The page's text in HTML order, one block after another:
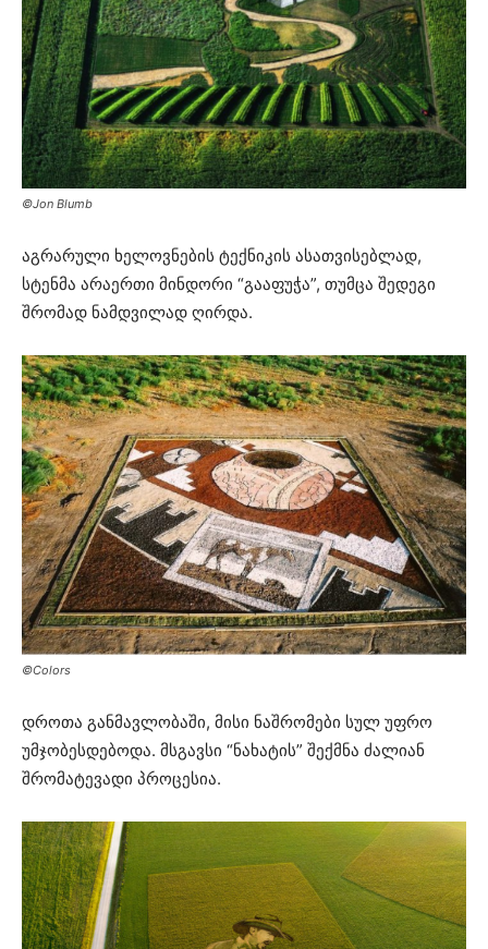
©Jon Blumb
აგრარული ხელოვნების ტექნიკის ასათვისებლად,
სტენმა არაერთი მინდორი “გააფუჭა”, თუმცა შედეგი
შრომად ნამდვილად ღირდა.
©Colors
დროთა განმავლობაში, მისი ნაშრომები სულ უფრო
უმჯობესდებოდა. მსგავსი “ნახატის” შექმნა ძალიან
შრომატევადი პროცესია.